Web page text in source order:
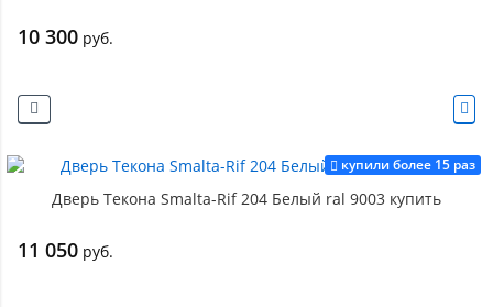
10 300 руб.
купили более 15 раз
Дверь Текона Smalta-Rif 204 Белый ral 9003 купить
11 050 руб.